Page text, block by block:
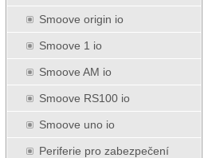
Smoove origin io
Smoove 1 io
Smoove AM io
Smoove RS100 io
Smoove uno io
Periferie pro zabezpečení